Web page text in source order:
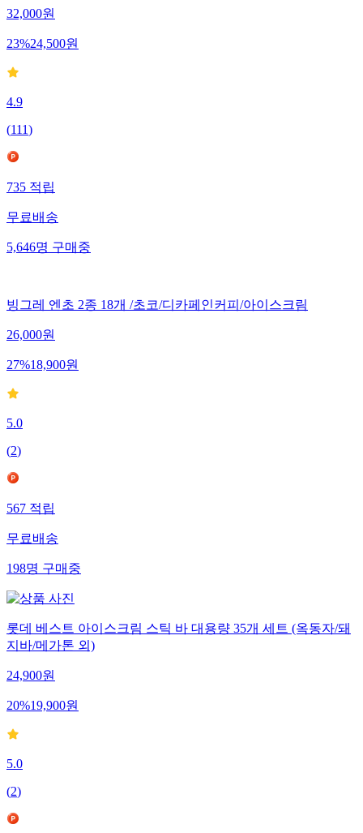
32,000원
23%24,500원
4.9
(111)
735적립
무료배송
5,646명구매중
빙그레 엔초 2종 18개 /초코/디카페인커피/아이스크림
26,000원
27%18,900원
5.0
(2)
567적립
무료배송
198명구매중
롯데 베스트 아이스크림 스틱 바 대용량 35개 세트 (옥동자/돼
지바/메가톤 외)
24,900원
20%19,900원
5.0
(2)